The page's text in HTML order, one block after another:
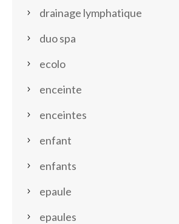
drainage lymphatique
duo spa
ecolo
enceinte
enceintes
enfant
enfants
epaule
epaules